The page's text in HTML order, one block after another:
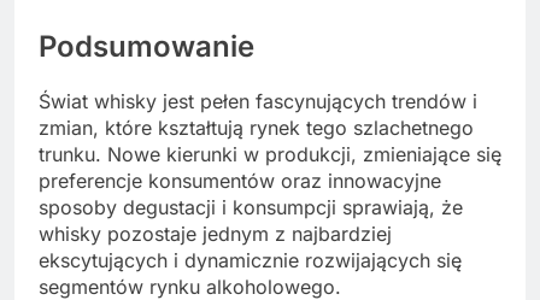
Podsumowanie
Świat whisky jest pełen fascynujących trendów i
zmian, które kształtują rynek tego szlachetnego
trunku. Nowe kierunki w produkcji, zmieniające się
preferencje konsumentów oraz innowacyjne
sposoby degustacji i konsumpcji sprawiają, że
whisky pozostaje jednym z najbardziej
ekscytujących i dynamicznie rozwijających się
segmentów rynku alkoholowego.